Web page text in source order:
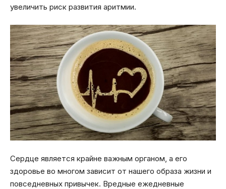
увеличить риск развития аритмии.
Сердце является крайне важным органом, а его
здоровье во многом зависит от нашего образа жизни и
повседневных привычек. Вредные ежедневные